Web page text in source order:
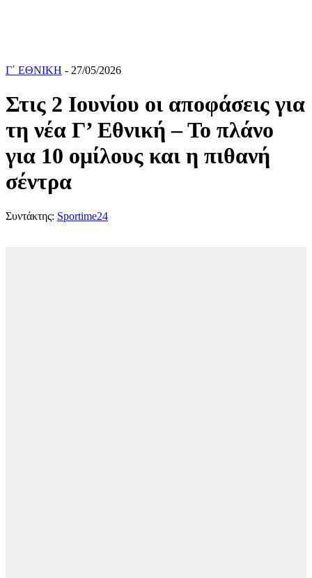
Γ΄ ΕΘΝΙΚΗ - 27/05/2026
Στις 2 Ιουνίου οι αποφάσεις για
τη νέα Γ’ Εθνική – Το πλάνο
για 10 ομίλους και η πιθανή
σέντρα
Συντάκτης: Sportime24